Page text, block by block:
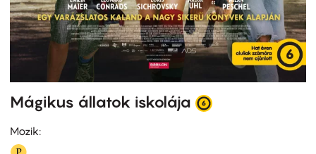
Mágikus állatok iskolája
Mozik: